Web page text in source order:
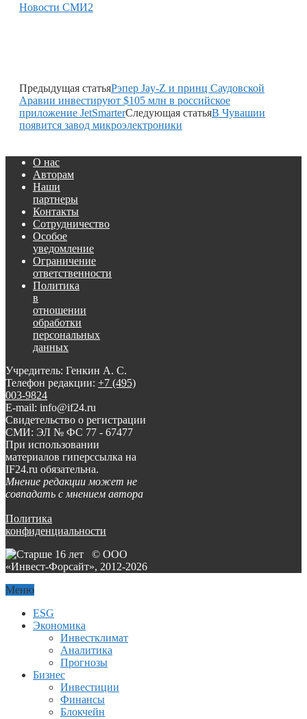
Новости СМИ2
Предыдущая статьяРэпер Jay-Z и принц Саудовской
Аравии инвестируют $105 млн в российское
приложение JetSmarterСледующая статьяВ Чувашии
появится завод микроэлектроники
О нас
Авторам
Наши
партнеры
Контакты
Сотрудничество
Особое
уведомление
Ограничение
ответственности
Политика
в
отношении
обработки
персональных
данных
Учредитель: Генкин А. С.
Телефон редакции: +7 (495)
003-9824
E-mail: info@if24.ru
Свидетельство о регистрации
СМИ: ЭЛ № ФС 77 - 67477
При использовании
материалов гиперссылка на
IF24.ru обязательна.
Мнение редакции может не
совпадать с мнением автора
Политика
конфиденциальности
© ООО
«Инвест-Форсайт», 2012-2026
Меню
ESG
Экономика
Инвестклимат
Аналитика
Прогнозы
Бизнес
Инвестиции
Финансы
Блокчейн